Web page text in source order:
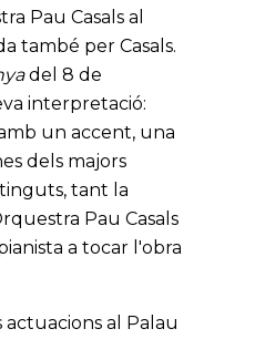
Pau Casals al
també per Casals.
del 8 de
interpretació:
un accent, una
dels majors
tant la
Pau Casals
a tocar l'obra
actuacions al Palau